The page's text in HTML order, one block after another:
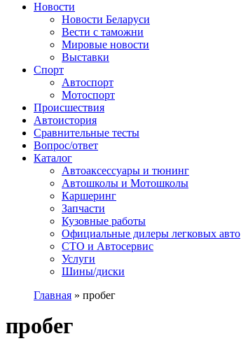
Сайт про автомобили
Новости
Новости Беларуси
Вести с таможни
Мировые новости
Выставки
Спорт
Автоспорт
Мотоспорт
Происшествия
Автоистория
Сравнительные тесты
Вопрос/ответ
Каталог
Автоакcессуары и тюнинг
Автошколы и Мотошколы
Каршеринг
Запчасти
Кузовные работы
Официальные дилеры легковых авто
СТО и Автосервис
Услуги
Шины/диски
Главная » пробег
пробег